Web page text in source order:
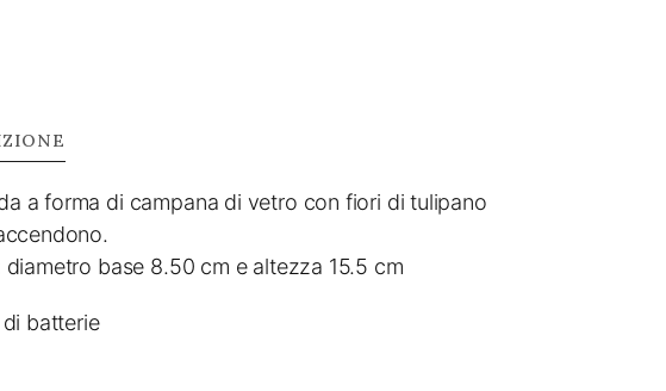
a forma di campana di vetro con fiori di tulipano
diametro base 8.50 cm e altezza 15.5 cm
batterie